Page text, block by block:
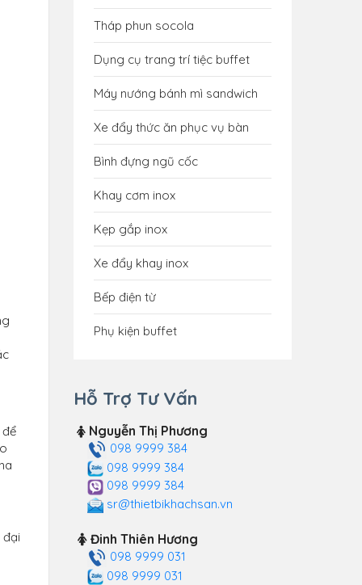
đại
Tháp phun socola
Dụng cụ trang trí tiệc buffet
Máy nướng bánh mì sandwich
Xe đẩy thức ăn phục vụ bàn
Bình đựng ngũ cốc
Khay cơm inox
Kẹp gắp inox
Xe đẩy khay inox
Bếp điện từ
Phụ kiện buffet
Hỗ Trợ Tư Vấn
Nguyễn Thị Phương
098 9999 384
098 9999 384
098 9999 384
sr@thietbikhachsan.vn
Đinh Thiên Hương
098 9999 031
098 9999 031